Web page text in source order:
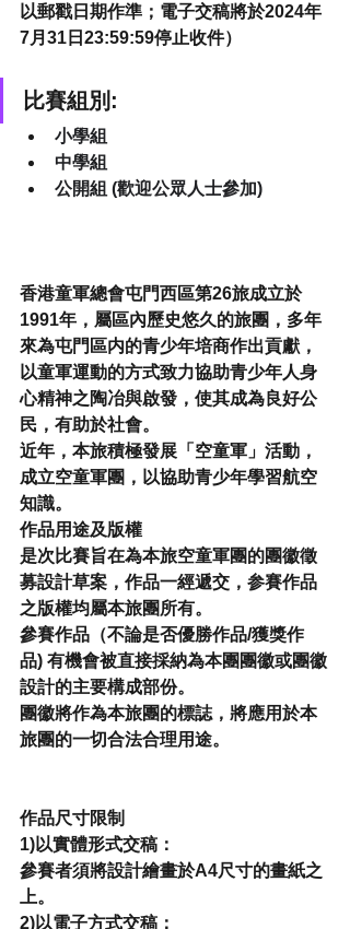
以郵戳日期作準；電子交稿將於2024年
7月31日23:59:59停止收件）
比賽組別:
小學組
中學組
公開組 (歡迎公眾人士參加)
香港童軍總會屯門西區第26旅成立於
1991年，屬區內歷史悠久的旅團，多年
來為屯門區内的青少年培商作出貢獻，
以童軍運動的方式致力協助青少年人身
心精神之陶冶與啟發，使其成為良好公
民，有助於社會。
近年，本旅積極發展「空童軍」活動，
成立空童軍團，以協助青少年學習航空
知識。
作品用途及版權
是次比賽旨在為本旅空童軍團的團徽徵
募設計草案，作品一經遞交，参賽作品
之版權均屬本旅團所有。
參賽作品（不論是否優勝作品/獲獎作
品) 有機會被直接採納為本團團徽或團徽
設計的主要構成部份。
團徽將作為本旅團的標誌，將應用於本
旅團的一切合法合理用途。
作品尺寸限制
1)以實體形式交稿：
參賽者須將設計繪畫於A4尺寸的畫紙之
上。
2)以電子方式交稿：